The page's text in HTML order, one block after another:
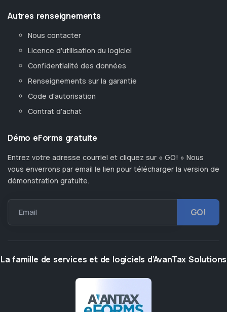
Autres renseignements
Nous contacter
Licence d'utilisation du logiciel
Confidentialité des données
Renseignements sur la garantie
Code d'autorisation
Contrat d'achat
Démo eForms gratuite
Entrez votre adresse courriel et cliquez sur « GO! » Nous
vous enverrons par email le lien pour télécharger la version de
démonstration gratuite.
Email
La famille de services et de logiciels d’AvanTax Solutions